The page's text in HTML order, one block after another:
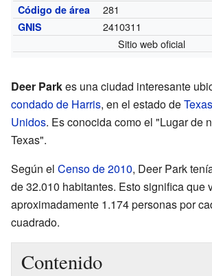
Código de área 281
GNIS
2410311
Sitio web oficial
Deer Parkes una ciudad interesante
condado de Harris, en el estado deTexas
Unidos. Es conocida como el "Lugar de
Texas".
Según el Censo de 2010, Deer Park
de 32.010 habitantes. Esto significa que
aproximadamente 1.174 personas por
cuadrado.
Contenido